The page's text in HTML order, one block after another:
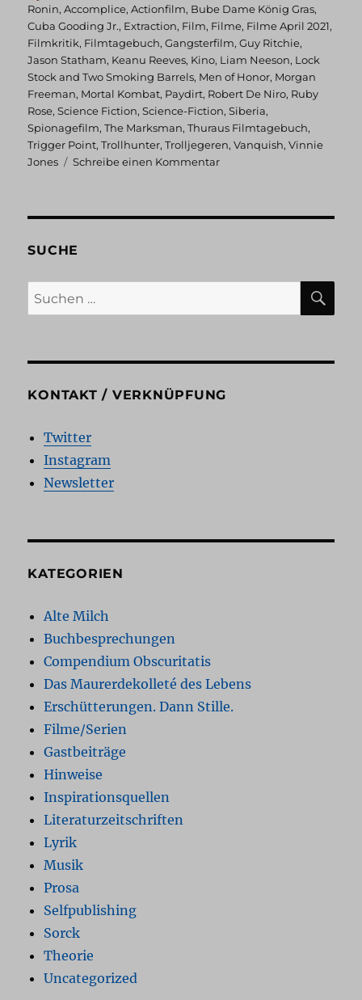
am
Ronin,Accomplice,Actionfilm, Bube Dame König Gras,
Cuba Gooding Jr., Extraction, Film, Filme, Filme April 2021,
Filmkritik, Filmtagebuch,Gangsterfilm,Guy Ritchie,
Jason Statham, Keanu Reeves, Kino, Liam Neeson, Lock
Stock and Two Smoking Barrels, Men of Honor, Morgan
Freeman, Mortal Kombat, Paydirt, Robert De Niro, Ruby
Rose,Science Fiction,Science-Fiction,Siberia,
Spionagefilm,The Marksman,Thuraus Filmtagebuch,
Trigger Point,Trollhunter,Trolljegeren,Vanquish,Vinnie
Jones
Schreibe einen Kommentarzu
SUCHE
Suchen
nach:
KONTAKT / VERKNÜPFUNG
Twitter
Instagram
Newsletter
KATEGORIEN
Alte Milch
Buchbesprechungen
Compendium Obscuritatis
Das Maurerdekolleté des Lebens
Erschütterungen. Dann Stille.
Filme/Serien
Gastbeiträge
Hinweise
Inspirationsquellen
Literaturzeitschriften
Lyrik
Musik
Prosa
Selfpublishing
Sorck
Theorie
Uncategorized